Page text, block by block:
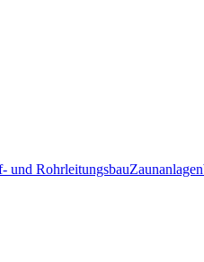
und Rohrleitungsbau